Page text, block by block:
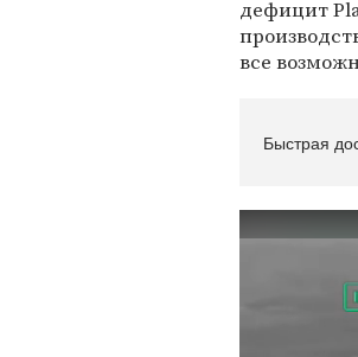
дефицит
все
Быстрая